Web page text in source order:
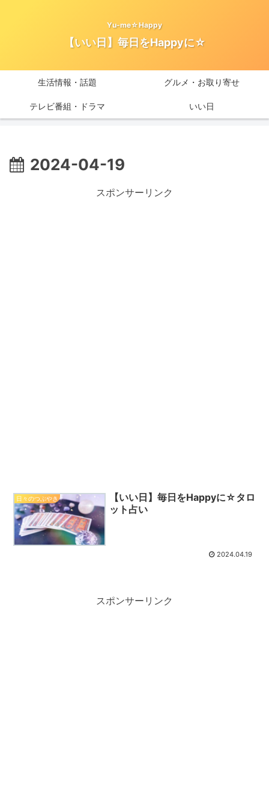
Yu-me☆Happy
【いい日】毎日をHappyに☆
生活情報・話題 グルメ・お取り寄せ
テレビ番組・ドラマ いい日
2024-04-19
スポンサーリンク
日々のつぶやき
【いい日】毎日をHappyに☆タロ
ット占い
2024.04.19
スポンサーリンク